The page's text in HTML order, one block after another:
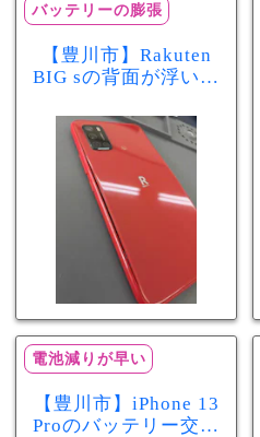
バッテリーの膨張
【豊川市】Rakuten
BIG sの背面が浮いて
リー膨張のサインか
もしれません！バッ
テリー交換修理事例
電池減りが早い
【豊川市】iPhone 13
Proのバッテリー交換